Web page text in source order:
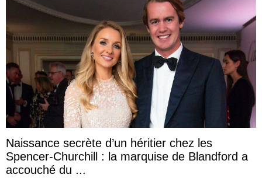
Naissance secrète d’un héritier chez les
Spencer-Churchill : la marquise de Blandford a
accouché du ...